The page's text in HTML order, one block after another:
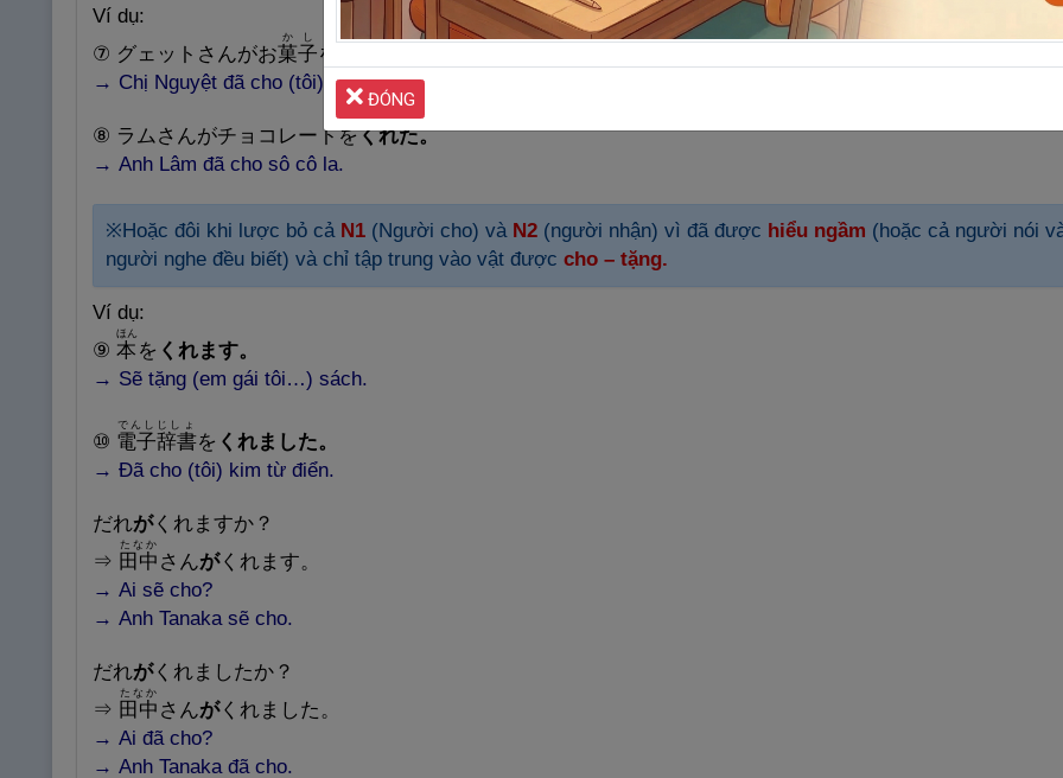
Ví dụ:
⑦ グェットさんがお菓子
かし
を
→ Chị Nguyệt đã cho (tôi) bánh kẹo.
⑧ ラムさんがチョコレートをくれた。
→ Anh Lâm đã cho sô cô la.
※Hoặc đôi khi lược bỏ cả N1(Người cho) vàN2(người nhận) vì đã được hiểu ngầm (hoặc cả người nói
người nghe đều biết) và chỉ tập trung vào vật được cho – tặng.
Ví dụ:
⑨ 本
sự vật, sách
ほん
を くれます。
→ Sẽtặng (em gái tôi…) sách.
⑩ 電子辞書
でんしじしょ
を くれました。
→ Đãcho (tôi) kim từ điển.
だれがくれますか？
⇒ 田 中
たなか
さんがくれます。
→ Ai sẽ cho?
→ Anh Tanaka sẽ cho.
だれがくれましたか？
⇒ 田 中
たなか
さんがくれました。
→ Ai đã cho?
→ Anh Tanaka đã cho.
ĐÓNG